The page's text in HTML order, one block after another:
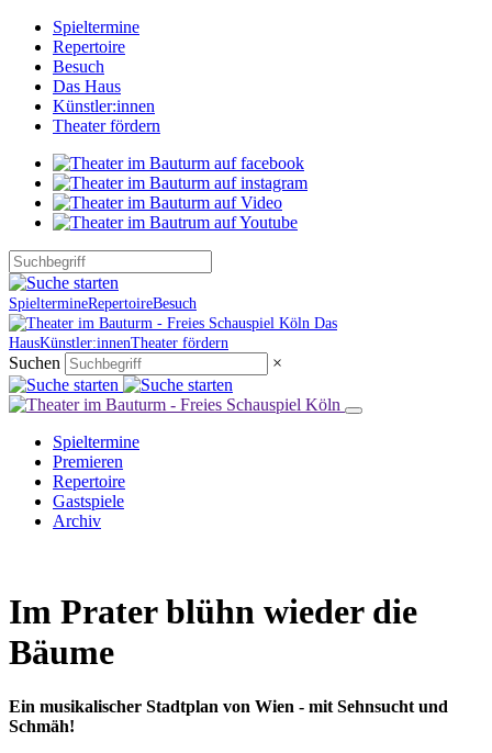
Spieltermine
Repertoire
Besuch
Das Haus
Künstler:innen
Theater fördern
SpieltermineRepertoireBesuch
Das
HausKünstler:innenTheater fördern
Suchen ×
Spieltermine
Premieren
Repertoire
Gastspiele
Archiv
Im Prater blühn wieder die
Bäume
Ein musikalischer Stadtplan von Wien - mit Sehnsucht und
Schmäh!